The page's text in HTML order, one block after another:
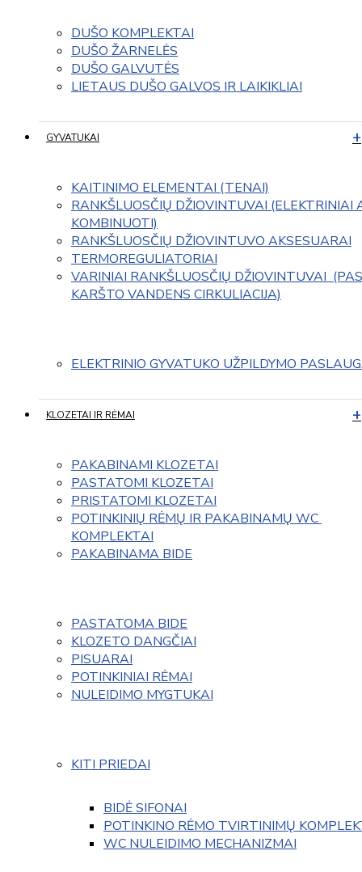
DUŠO KOMPLEKTAI
DUŠO ŽARNELĖS
DUŠO GALVUTĖS
LIETAUS DUŠO GALVOS IR LAIKIKLIAI
GYVATUKAI
KAITINIMO ELEMENTAI (TENAI)
RANKŠLUOSČIŲ DŽIOVINTUVAI (ELEKTRINIAI
KOMBINUOTI)
RANKŠLUOSČIŲ DŽIOVINTUVO AKSESUARAI
TERMOREGULIATORIAI
VARINIAI RANKŠLUOSČIŲ DŽIOVINTUVAI
KARŠTO VANDENS CIRKULIACIJA)
ELEKTRINIO GYVATUKO UŽPILDYMO
KLOZETAI IR RĖMAI
PAKABINAMI KLOZETAI
PASTATOMI KLOZETAI
PRISTATOMI KLOZETAI
POTINKINIŲ RĖMŲ IR PAKABINAMŲ WC
KOMPLEKTAI
PAKABINAMA BIDE
PASTATOMA BIDE
KLOZETO DANGČIAI
PISUARAI
POTINKINIAI RĖMAI
NULEIDIMO MYGTUKAI
KITI PRIEDAI
BIDĖ SIFONAI
POTINKINO RĖMO TVIRTINIMŲ
WC NULEIDIMO MECHANIZMAI